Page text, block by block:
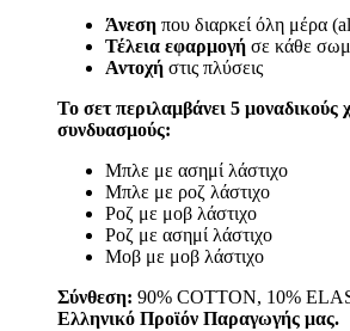
Άνεση που διαρκεί όλη μέρα
Τέλεια εφαρμογή σε κάθε
Αντοχή στις πλύσεις
Το σετ περιλαμβάνει 5 μοναδικούς
συνδυασμούς:
Μπλε με ασημί λάστιχο
Μπλε με ροζ λάστιχο
Ροζ με μοβ λάστιχο
Ροζ με ασημί λάστιχο
Μοβ με μοβ λάστιχο
Σύνθεση: 90% COTTON, 10%
Ελληνικό Προϊόν Παραγωγής μας.